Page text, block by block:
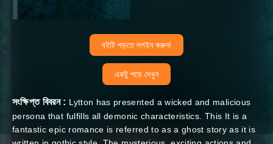
বইটি পড়তে লগইন করুন!
একটু পড়ে দেখুন
সংক্ষিপ্ত বিবরন : Lytton has presented a wicked and malicious
persona that fulfills all demonic characteristics. This It is a
fantastic epic romance is referred to as a ghost story as it is